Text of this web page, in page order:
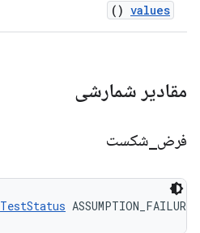
values
()
مقادیر شمارشی
فرض شکست
TestStatus ASSUMPTION_FAILURE